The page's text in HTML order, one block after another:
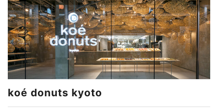
koé donuts kyoto